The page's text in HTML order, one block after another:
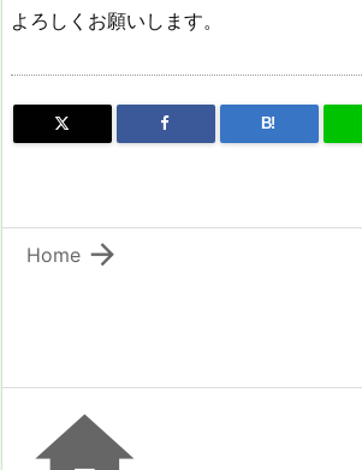
よろしくお願いします。
B!

Home